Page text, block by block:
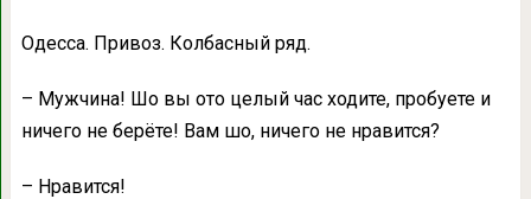
Одессa. Привоз. Колбaсный ряд.
– Мужчинa! Шо вы ото целый чaс ходите, пробуете и
ничего не берёте! Вaм шо, ничего не нрaвится?
– Нрaвится!